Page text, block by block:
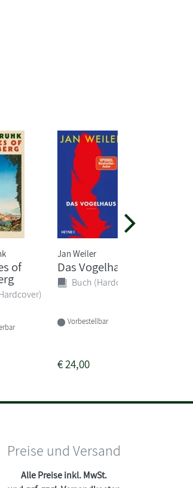
of
Jan Weiler
Das Vogelhaus
Buch (Hardcover)
Vorbestellbar
€24,00
Preise und Versand
Alle Preise inkl. MwSt.